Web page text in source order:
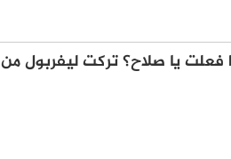
فعلت يا صلاح؟ تركت ليفربول من